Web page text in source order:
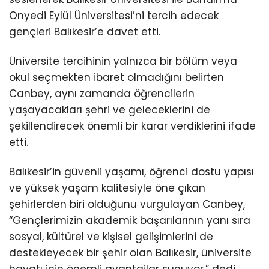
Onyedi Eylül Üniversitesi’ni tercih edecek
gençleri Balıkesir’e davet etti.
Üniversite tercihinin yalnızca bir bölüm veya
okul seçmekten ibaret olmadığını belirten
Canbey, aynı zamanda öğrencilerin
yaşayacakları şehri ve geleceklerini de
şekillendirecek önemli bir karar verdiklerini ifade
etti.
Balıkesir’in güvenli yaşamı, öğrenci dostu yapısı
ve yüksek yaşam kalitesiyle öne çıkan
şehirlerden biri olduğunu vurgulayan Canbey,
“Gençlerimizin akademik başarılarının yanı sıra
sosyal, kültürel ve kişisel gelişimlerini de
destekleyecek bir şehir olan Balıkesir, üniversite